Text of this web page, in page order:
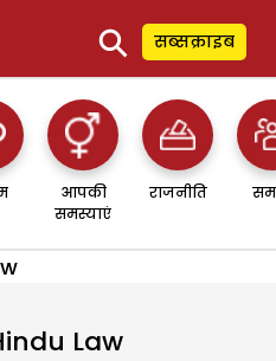
⚲ सब्सक्राइब
आपकी
समस्याएं
राजनीति
Law